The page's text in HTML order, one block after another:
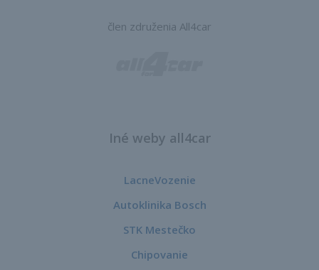
člen združenia All4car
Iné weby all4car
LacneVozenie
Autoklinika Bosch
STK Mestečko
Chipovanie